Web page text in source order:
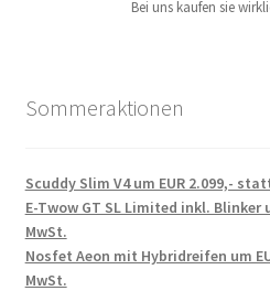
Bei uns kaufen sie
Sommeraktionen
Scuddy Slim V4 um EUR 2.099,-
E-Twow GT SL Limited inkl. Blinker
MwSt.
Nosfet Aeon mit Hybridreifen um
MwSt.